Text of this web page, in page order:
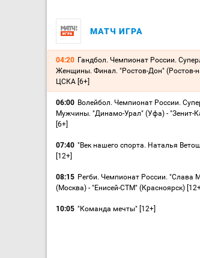
МАТЧ ИГРА
04:20 Гандбол. Чемпионат России.
Женщины. Финал. "Ростов-Дон" (Ростов-
ЦСКА [6+]
06:00 Волейбол. Чемпионат России.
Мужчины. "Динамо-Урал" (Уфа) - "Зенит-
[6+]
07:40 "Век нашего спорта. Наталья
[12+]
08:15 Регби. Чемпионат России. "Слава
(Москва) - "Енисей-СТМ" (Красноярск)
10:05 "Команда мечты" [12+]